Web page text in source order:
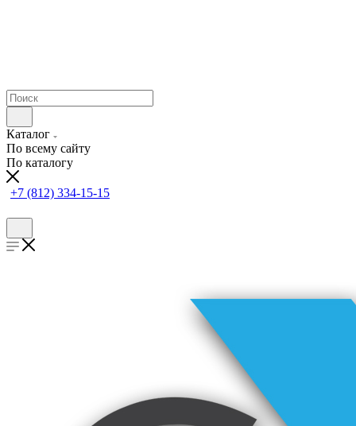
Каталог
По всему сайту
По каталогу
+7 (812) 334-15-15